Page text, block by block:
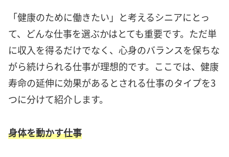
「健康のために働きたい」と考えるシニアにとっ
て、どんな仕事を選ぶかはとても重要です。ただ単
に収入を得るだけでなく、心身のバランスを保ちな
がら続けられる仕事が理想的です。ここでは、健康
寿命の延伸に効果があるとされる仕事のタイプを3
つに分けて紹介します。
身体を動かす仕事